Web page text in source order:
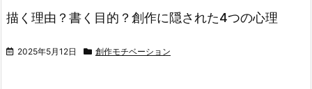
描く理由？書く目的？創作に隠された4つの心理
2025年5月12日 創作モチベーション